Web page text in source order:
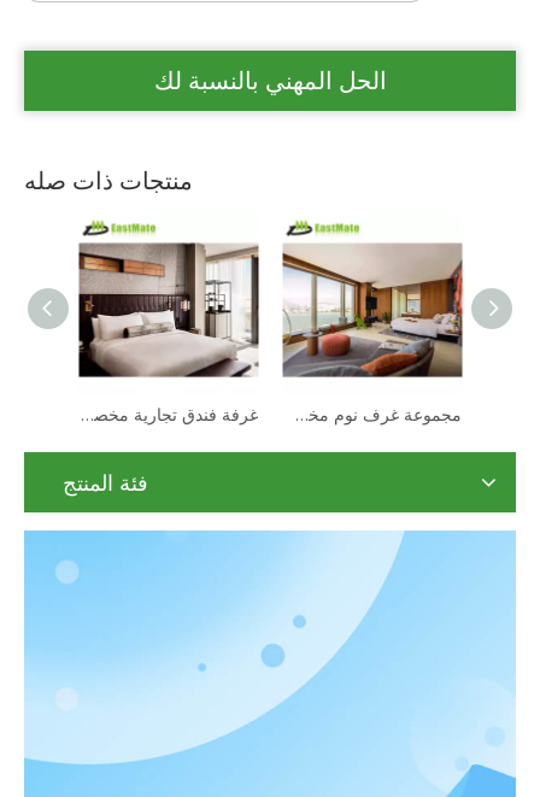
الحل المهني بالنسبة لك
منتجات ذات صله
مجموعة غرف نوم مخصصة أثاث الفندق أثاث غرفة من الخشب الصلب الحديث
فئة المنتج